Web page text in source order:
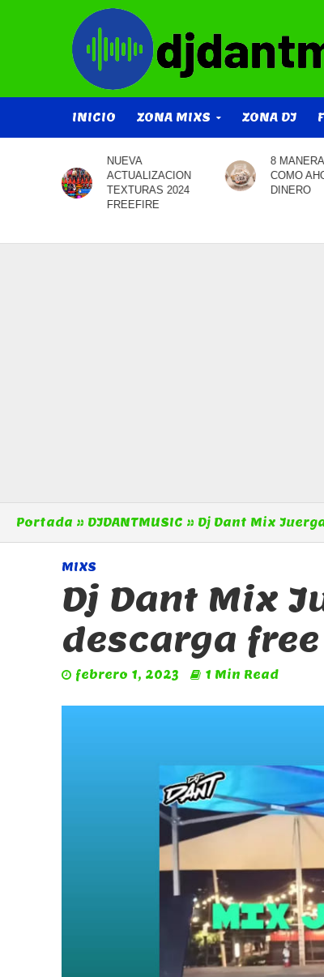
INICIO ZONA MIXS ZONA DJ
8 MANERAS DE
COMO AHORRAR
DINERO
Apuestas
mexicano
Portada » DJDANTMUSIC » Dj Dant Mix
MIXS
Dj Dant Mix
descarga free
febrero 1, 2023 1 Min Read